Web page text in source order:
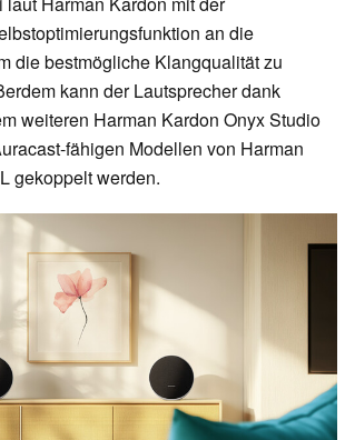
an die
die bestmögliche Klangqualität zu
kann der Lautsprecher dank
weiteren Harman Kardon Onyx Studio
fähigen Modellen von Harman
gekoppelt werden.